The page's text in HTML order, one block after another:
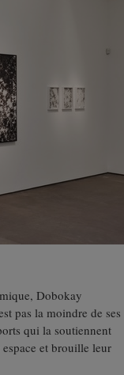
Dobokay
pas la moindre de ses
qui la soutiennent
et brouille leur